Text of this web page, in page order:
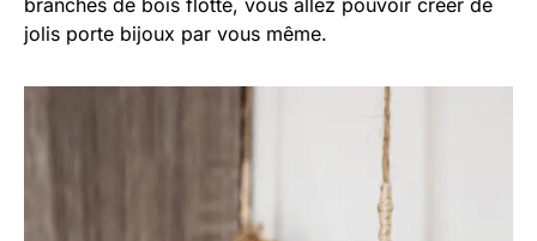
branches de bois flotté, vous allez pouvoir créer de
jolis porte bijoux par vous même.